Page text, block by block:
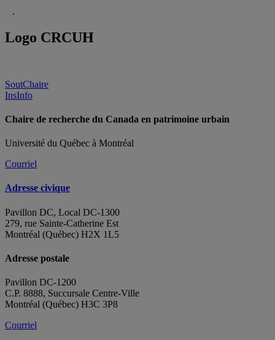
.
Logo CRCUH
SoutChaire
InsInfo
Chaire de recherche du Canada en patrimoine urbain
Université du Québec à Montréal
Courriel
Adresse civique
Pavillon DC, Local DC-1300
279, rue Sainte-Catherine Est
Montréal (Québec) H2X 1L5
Adresse postale
Pavillon DC-1200
C.P. 8888, Succursale Centre-Ville
Montréal (Québec) H3C 3P8
Courriel